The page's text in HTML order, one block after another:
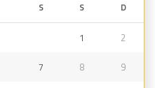
S S D
1 2
7 8 9